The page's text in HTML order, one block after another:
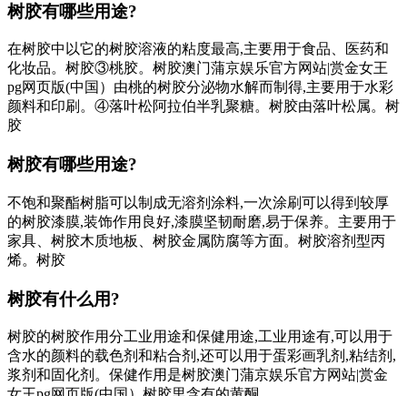
树胶有哪些用途?
在树胶中以它的树胶溶液的粘度最高,主要用于食品、医药和
化妆品。树胶③桃胶。树胶澳门蒲京娱乐官方网站|赏金女王
pg网页版(中国）由桃的树胶分泌物水解而制得,主要用于水彩
颜料和印刷。④落叶松阿拉伯半乳聚糖。树胶由落叶松属。树
胶
树胶有哪些用途?
不饱和聚酯树脂可以制成无溶剂涂料,一次涂刷可以得到较厚
的树胶漆膜,装饰作用良好,漆膜坚韧耐磨,易于保养。主要用于
家具、树胶木质地板、树胶金属防腐等方面。树胶溶剂型丙
烯。树胶
树胶有什么用?
树胶的树胶作用分工业用途和保健用途,工业用途有,可以用于
含水的颜料的载色剂和粘合剂,还可以用于蛋彩画乳剂,粘结剂,
浆剂和固化剂。保健作用是树胶澳门蒲京娱乐官方网站|赏金